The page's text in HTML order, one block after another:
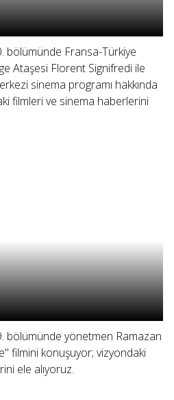
bölümünde Fransa-Türkiye
Ataşesi Florent Signifredi ile
sinema programı hakkında
filmleri ve sinema haberlerini
bölümünde yönetmen Ramazan
filmini konuşuyor; vizyondaki
ele alıyoruz.